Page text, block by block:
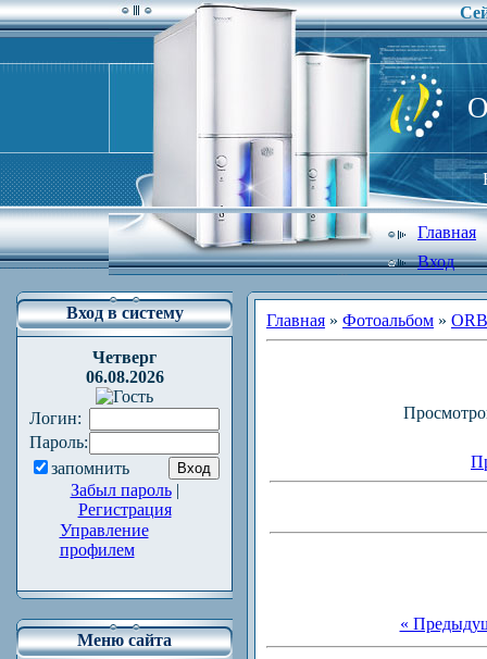
Главная
Вход
Вход в систему
Четверг
06.08.2026
Логин:
Пароль:
запомнить
Забыл пароль|
Регистрация
Управление
профилем
Меню сайта
Главная » Фотоальбом »
«